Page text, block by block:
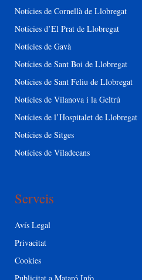
Notícies de Cornellà de Llobregat
Notícies d’El Prat de Llobregat
Notícies de Gavà
Notícies de Sant Boi de Llobregat
Notícies de Sant Feliu de Llobregat
Notícies de Vilanova i la Geltrú
Notícies de l’Hospitalet de Llobregat
Notícies de Sitges
Notícies de Viladecans
Serveis
Avís Legal
Privacitat
Cookies